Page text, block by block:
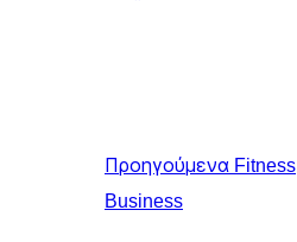
Προηγούμενα Fitness
Business